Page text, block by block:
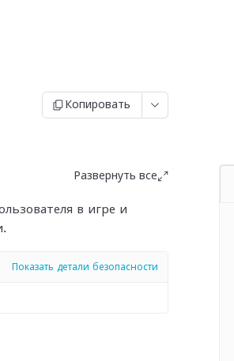
Копировать
Развернуть все
в игре и
Показать детали безопасности